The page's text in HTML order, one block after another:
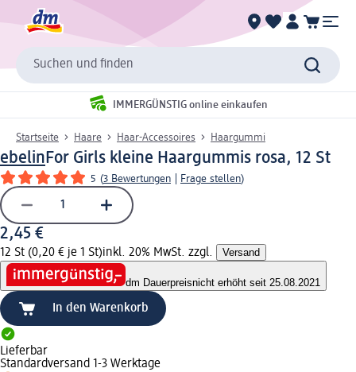
Suchen und finden
IMMERGÜNSTIG online einkaufen
Startseite Haare Haar-Accessoires Haargummi
ebelinFor Girls kleine Haargummis rosa, 12 St
5 (3 Bewertungen Frage stellen)
2,45 €
12 St (0,20 € je 1 St)inkl. 20% MwSt. zzgl. Versand
dm Dauerpreisnicht erhöht seit 25.08.2021
In den Warenkorb
Lieferbar
Standardversand 1-3 Werktage